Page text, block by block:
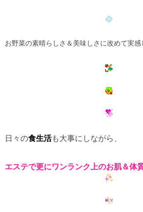
お野菜の素晴らしさ＆美味しさに改めて実感
日々の食生活も大事にしながら、
エステで更にワンランク上のお肌＆体